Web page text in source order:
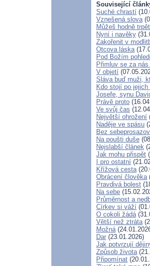
Související
Suché chrastí
Vznešená slova
Můžeš hodně trpět
Nyní i navěky
Zakořenit v
Otcova láska
Pod Božím
Přimluv se za
V objetí
Sláva buď muži,
Kdo stojí po jejich
Josefe, synu
Právě proto
Ve svůj čas
Největší ohrožení
Naděje ve spásu
Bez
Na poušti duše
Nejslabší článek
Jak mohu přispět
I pro ostatní
Křížová cesta
Obrácení člověka
Pravdivá bolest
Na sebe
Průměrnost a
Církev si váží
O cokoli žádá
Větší než ztráta
Možná
Dar (23.01.2026)
Jak potvrzují
Způsob života
Připomínat